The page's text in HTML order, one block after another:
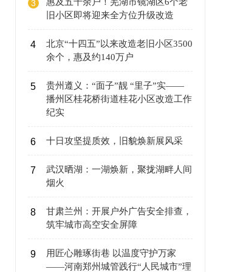
3
旧小区即将迎来全方位升级改造
4
北京“十四五”以来改造老旧小区3500
余个，惠及约140万户
5
贵州遵义：“面子”靓 “里子”实——
播州区桂花桥街道桂花小区改造工作
纪实
6 十日攻坚提质效，旧貌焕新展风采
7
武汉晒湖：一湖焕新，聚拢湖畔人间
烟火
8
甘肃兰州：开展户外广告安全排查，
筑牢城市高空安全屏障
9
用匠心雕琢街巷 以温度守护万家
——河南郑州城管践行“人民城市”理